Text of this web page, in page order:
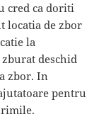
cred ca doriti
locatia de zbor
la
deschid
zbor. In
pentru